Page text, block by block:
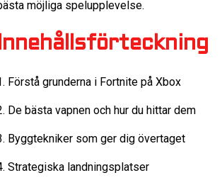
möjliga spelupplevelse.
Innehållsförteckning
Förstå grunderna i Fortnite på Xbox
De bästa vapnen och hur du hittar dem
Byggtekniker som ger dig övertaget
Strategiska landningsplatser